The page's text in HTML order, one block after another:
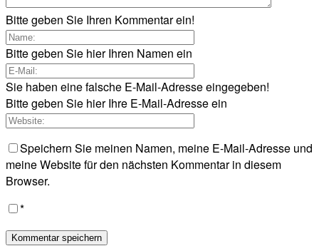
Bitte geben Sie Ihren Kommentar ein!
Bitte geben Sie hier Ihren Namen ein
Sie haben eine falsche E-Mail-Adresse eingegeben!
Bitte geben Sie hier Ihre E-Mail-Adresse ein
Speichern Sie meinen Namen, meine E-Mail-Adresse und
meine Website für den nächsten Kommentar in diesem
Browser.
*